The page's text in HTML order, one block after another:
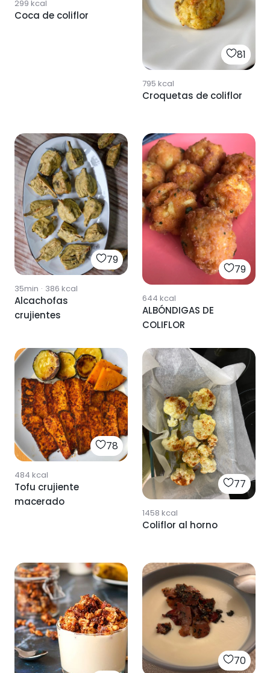
299 kcal
Coca de coliflor
81
795 kcal
Croquetas de coliflor
79
35min · 386 kcal
Alcachofas
crujientes
79
644 kcal
ALBÓNDIGAS DE
COLIFLOR
78
484 kcal
Tofu crujiente
macerado
77
1458 kcal
Coliflor al horno
70